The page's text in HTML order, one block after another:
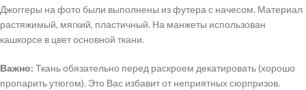
Джоггеры на фото были выполнены из футера с начесом. Материал
растяжимый, мягкий, пластичный. На манжеты использован
кашкорсе в цвет основной ткани.
Важно: Ткань обязательно перед раскроем декатировать (хорошо
пропарить утюгом). Это Вас избавит от неприятных сюрпризов.